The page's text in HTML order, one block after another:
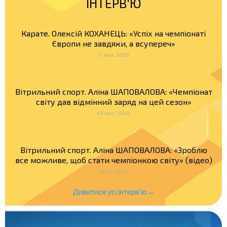
Карате. Олексій КОХАНЕЦЬ: «Успіх на чемпіонаті
Європи не завдяки, а всупереч»
11 лют. 2026
Вітрильний спорт. Аліна ШАПОВАЛОВА: «Чемпіонат
світу дав відмінний заряд на цей сезон»
03 лют. 2026
Вітрильний спорт. Аліна ШАПОВАЛОВА: «Зроблю
все можливе, щоб стати чемпіонкою світу» (відео)
19 січ. 2026
Дивитися усі інтерв'ю→